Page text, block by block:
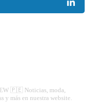
🇵🇪 Noticias, moda,
y más en nuestra website.